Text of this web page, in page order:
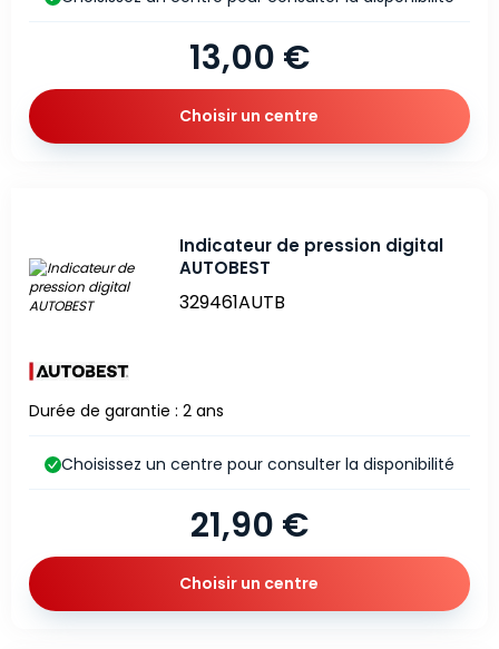
13,00 €
Choisir un centre
Indicateur de pression digital
AUTOBEST
329461AUTB
Durée de garantie : 2 ans
21,90 €
Choisissez un centre pour consulter la disponibilité
Choisir un centre